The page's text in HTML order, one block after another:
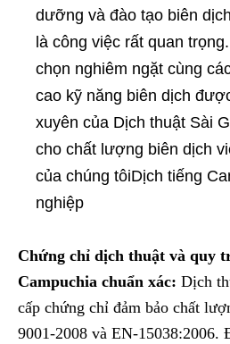
dưỡng và đào tạo biên
là công việc rất quan
chọn nghiêm ngặt cùng
cao kỹ năng biên dịch
xuyên của Dịch thuật Sài
cho chất lượng biên dịch
của chúng tôiDịch tiếng
nghiệp
Chứng chỉ dịch thuật và quy
Campuchia chuẩn xác: Dịch
cấp chứng chỉ đảm bảo chất
9001-2008 và EN-15038:2006.